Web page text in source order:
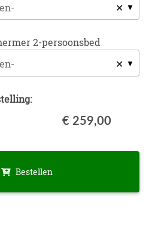
✕
2-persoonsbed
✕
€ 259,00
Bestellen